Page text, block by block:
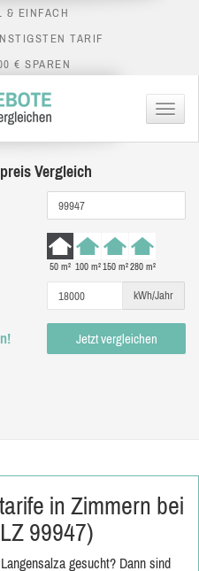
& EINFACH
TARIF
€ SPAREN
Menü
Vergleich
50 m² 100 m²150 m²280 m²
kWh/Jahr
Jetzt vergleichen
in Zimmern bei
99947)
gesucht? Dann sind